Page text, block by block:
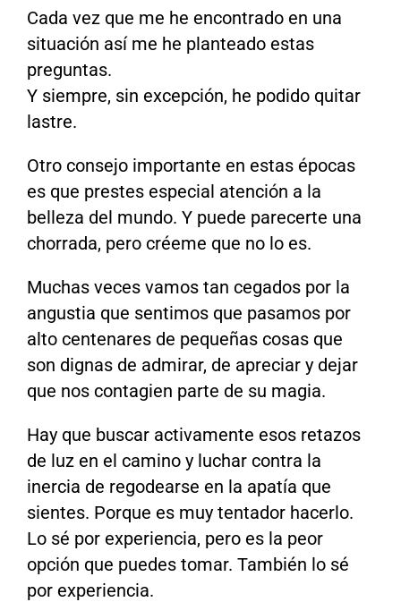
Cada vez que me he encontrado en una
situación así me he planteado estas
preguntas.
Y siempre, sin excepción, he podido quitar
lastre.
Otro consejo importante en estas épocas
es que prestes especial atención a la
belleza del mundo. Y puede parecerte una
chorrada, pero créeme que no lo es.
Muchas veces vamos tan cegados por la
angustia que sentimos que pasamos por
alto centenares de pequeñas cosas que
son dignas de admirar, de apreciar y dejar
que nos contagien parte de su magia.
Hay que buscar activamente esos retazos
de luz en el camino y luchar contra la
inercia de regodearse en la apatía que
sientes. Porque es muy tentador hacerlo.
Lo sé por experiencia, pero es la peor
opción que puedes tomar. También lo sé
por experiencia.